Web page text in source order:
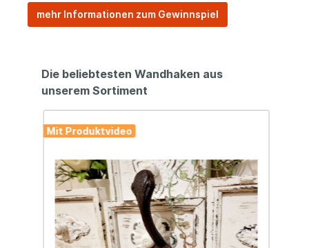
mehr Informationen zum Gewinnspiel
Die beliebtesten Wandhaken aus
unserem Sortiment
Mit Produktvideo